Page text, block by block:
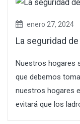
enero 27, 2024
La seguridad
Nuestros hogares
que debemos
nuestros hogares
evitará que los